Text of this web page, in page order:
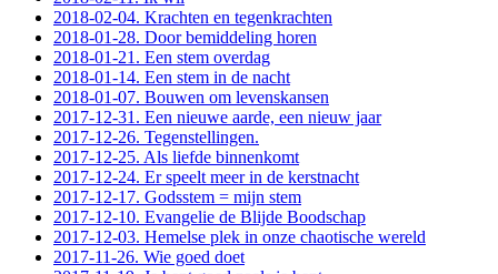
2018-02-04. Krachten en tegenkrachten
2018-01-28. Door bemiddeling horen
2018-01-21. Een stem overdag
2018-01-14. Een stem in de nacht
2018-01-07. Bouwen om levenskansen
2017-12-31. Een nieuwe aarde, een nieuw jaar
2017-12-26. Tegenstellingen.
2017-12-25. Als liefde binnenkomt
2017-12-24. Er speelt meer in de kerstnacht
2017-12-17. Godsstem = mijn stem
2017-12-10. Evangelie de Blijde Boodschap
2017-12-03. Hemelse plek in onze chaotische wereld
2017-11-26. Wie goed doet